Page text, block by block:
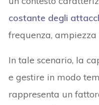
costante degli
frequenza, ampiezza
In tale scenario, la
e gestire in modo
rappresenta un